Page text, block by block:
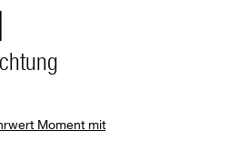
Moment mit